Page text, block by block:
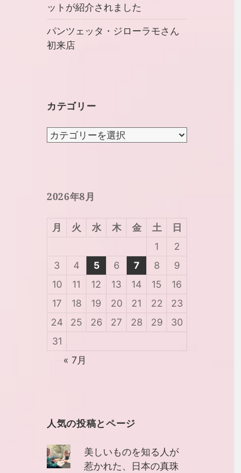
ットが紹介されました
パンツェッタ・ジローラモさん
初来店
カテゴリー
カ
ー
2026年8月
月 火 水 木 金 土
日
1
2
3
4 5 6 7 8
9
10
11 12 13 14 15
16
17
18 19 20 21 22
23
24
25 26 27 28 29
30
31
« 7月
人気の投稿とページ
美しいものを知る人が
惹かれた、日本の真珠